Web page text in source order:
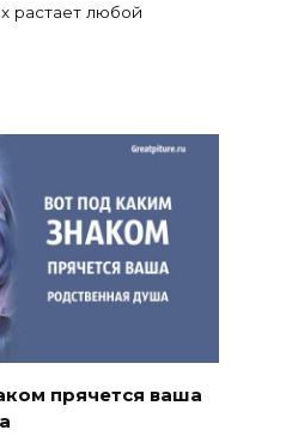
растает любой
прячется ваша